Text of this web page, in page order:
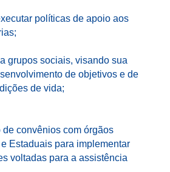
políticas de apoio aos
grupos sociais, visando sua
de objetivos e de
de vida;
convênios com órgãos
Estaduais para implementar
voltadas para a assistência